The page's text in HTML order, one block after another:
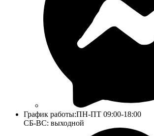
График работы:ПН-ПТ 09:00-18:00
СБ-ВС: выходной